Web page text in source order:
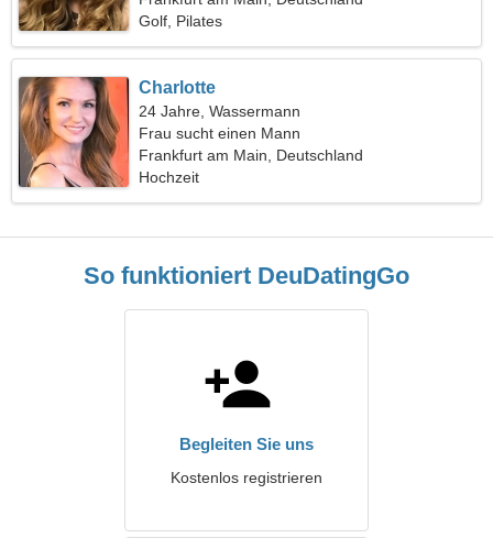
Golf, Pilates
Charlotte
24 Jahre, Wassermann
Frau sucht einen Mann
Frankfurt am Main, Deutschland
Hochzeit
So funktioniert DeuDatingGo
Begleiten Sie uns
Kostenlos registrieren